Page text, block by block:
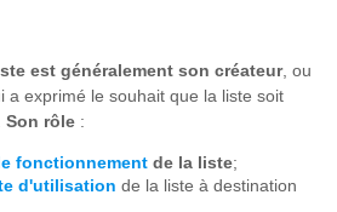
est généralement son créateur, ou
a exprimé le souhait que la liste soit
Son rôle :
fonctionnement de la liste;
d'utilisation de la liste à destination